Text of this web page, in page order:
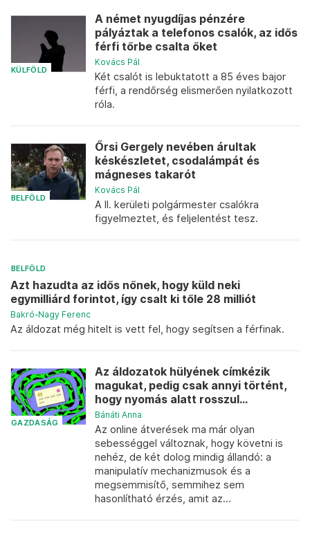
KÜLFÖLD
A német nyugdíjas pénzére
pályáztak a telefonos csalók, az idős
férfi tőrbe csalta őket
Kovács Pál
Két csalót is lebuktatott a 85 éves bajor
férfi, a rendőrség elismerően nyilatkozott
róla.
BELFÖLD
Őrsi Gergely nevében árultak
késkészletet, csodalámpát és
mágneses takarót
Kovács Pál
A II. kerületi polgármester csalókra
figyelmeztet, és feljelentést tesz.
BELFÖLD
Azt hazudta az idős nőnek, hogy küld neki
egymilliárd forintot, így csalt ki tőle 28 milliót
Bakró-Nagy Ferenc
Az áldozat még hitelt is vett fel, hogy segítsen a férfinak.
GAZDASÁG
Az áldozatok hülyének címkézik
magukat, pedig csak annyi történt,
hogy nyomás alatt rosszul...
Bánáti Anna
Az online átverések ma már olyan
sebességgel változnak, hogy követni is
nehéz, de két dolog mindig állandó: a
manipulatív mechanizmusok és a
megsemmisítő, semmihez sem
hasonlítható érzés, amit az...